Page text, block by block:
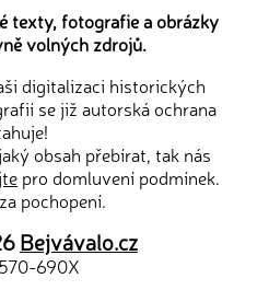
texty, fotografie a obrázky
volných zdrojů.
digitalizaci historických
se již autorská ochrana
obsah přebírat, tak nás
pro domluvení podmínek.
pochopení.
Bejvávalo.cz
690X